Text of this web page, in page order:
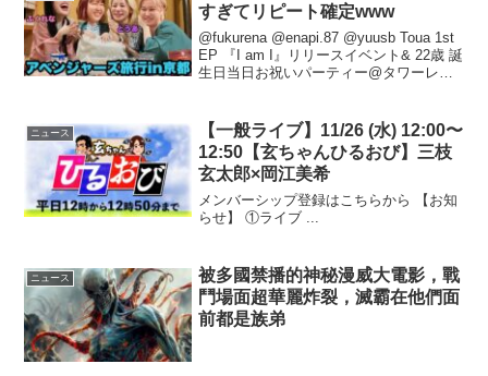
すぎてリピート確定www
@fukurena @enapi.87 @yuusb Toua 1st
EP 『I am I』リリースイベント& 22歳 誕
生日当日お祝いパーティー@タワーレコ
ニュース
【一般ライブ】11/26 (水) 12:00〜
12:50【玄ちゃんひるおび】三枝
玄太郎×岡江美希
メンバーシップ登録はこちらから 【お知
らせ】 ①ライブ ...
ニュース
被多國禁播的神秘漫威大電影，戰
鬥場面超華麗炸裂，滅霸在他們面
前都是族弟